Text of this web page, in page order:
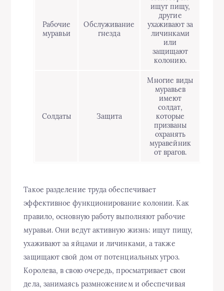
Рабочие
муравьи
Обслуживание
гнезда
ищут пищу,
другие
ухаживают за
личинками
или
защищают
колонию.
Солдаты Защита
Многие виды
муравьев
имеют
солдат,
которые
призваны
охранять
муравейник
от врагов.
Такое разделение труда обеспечивает
эффективное функционирование колонии. Как
правило, основную работу выполняют рабочие
муравьи. Они ведут активную жизнь: ищут пищу,
ухаживают за яйцами и личинками, а также
защищают свой дом от потенциальных угроз.
Королева, в свою очередь, просматривает свои
дела, занимаясь размножением и обеспечивая